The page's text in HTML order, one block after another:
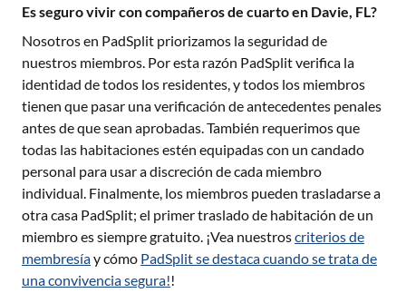
Es seguro vivir con compañeros de cuarto en Davie, FL?
Nosotros en PadSplit priorizamos la seguridad de
nuestros miembros. Por esta razón PadSplit verifica la
identidad de todos los residentes, y todos los miembros
tienen que pasar una verificación de antecedentes penales
antes de que sean aprobadas. También requerimos que
todas las habitaciones estén equipadas con un candado
personal para usar a discreción de cada miembro
individual. Finalmente, los miembros pueden trasladarse a
otra casa PadSplit; el primer traslado de habitación de un
miembro es siempre gratuito. ¡Vea nuestroscriterios de
membresíay cómo PadSplit se destaca cuando se trata de
una convivencia segura!!